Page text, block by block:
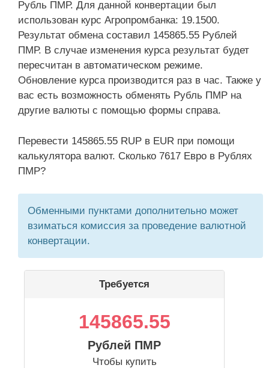
Рубль ПМР. Для данной конвертации был
использован курс Агропромбанка: 19.1500.
Результат обмена составил 145865.55 Рублей
ПМР. В случае изменения курса результат будет
пересчитан в автоматическом режиме.
Обновление курса производится раз в час. Также у
вас есть возможность обменять Рубль ПМР на
другие валюты с помощью формы справа.
Перевести 145865.55 RUP в EUR при помощи
калькулятора валют. Сколько 7617 Евро в Рублях
ПМР?
Обменными пунктами дополнительно может
взиматься комиссия за проведение валютной
конвертации.
Требуется
145865.55
Рублей ПМР
Чтобы купить